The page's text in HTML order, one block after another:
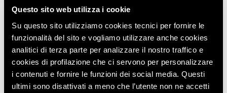
Questo sito web utilizza i cookie
Su questo sito utilizziamo cookies tecnici per fornire le
funzionalità del sito e vogliamo utilizzare anche cookies
analitici di terza parte per analizzare il nostro traffico e
cookies di profilazione che ci servono per personalizzare
i contenuti e fornire le funzioni dei social media. Questi
ultimi sono disattivati a meno che l’utente non ne accetti
COSTO A PARTECIPANTE 80,00 €
+IVA